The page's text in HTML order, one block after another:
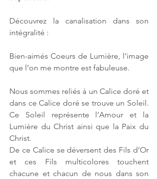
Découvrez la canalisation dans son
intégralité :
Bien-aimés Coeurs de Lumière, l’image
que l’on me montre est fabuleuse.
Nous sommes reliés à un Calice doré et
dans ce Calice doré se trouve un Soleil.
Ce Soleil représente l’Amour et la
Lumière du Christ ainsi que la Paix du
Christ.
De ce Calice se déversent des Fils d’Or
et ces Fils multicolores touchent
chacune et chacun de nous dans son